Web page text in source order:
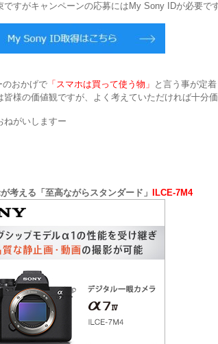
ですがキャンペーンの応募にはMy Sony IDが必要で
おかげで 「スマホは買って使う物」 と言う事が定
皆様の価値観ですが、よく考えていただければ十分
ねがいしますー
考える「至高ながらスタンダード」 ILCE-7M4